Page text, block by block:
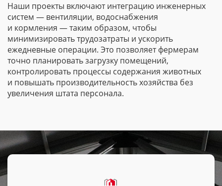
Наши проекты включают интеграцию инженерных
систем — вентиляции, водоснабжения
и кормления — таким образом, чтобы
минимизировать трудозатраты и ускорить
ежедневные операции. Это позволяет фермерам
точно планировать загрузку помещений,
контролировать процессы содержания животных
и повышать производительность хозяйства без
увеличения штата персонала.